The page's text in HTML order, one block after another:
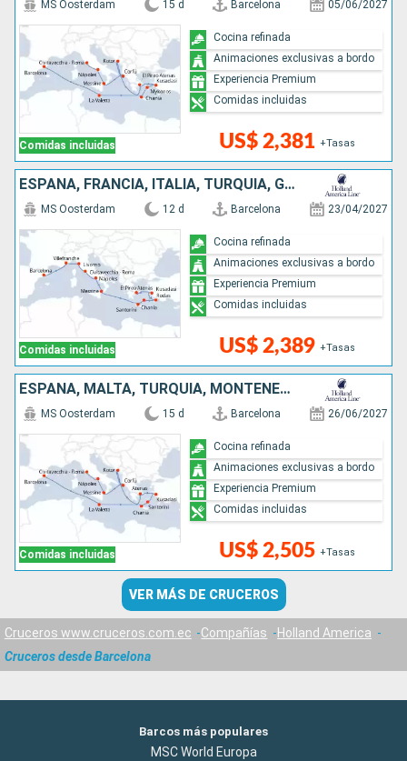
Comidas incluidas
MS Oosterdam 15 d Barcelona 05/06/2027
US$ 2,381 +Tasas
Cocina refinada
Animaciones exclusivas a bordo
Experiencia Premium
Comidas incluidas
ESPAÑA, FRANCIA, ITALIA, TURQUÍA, GRECIA
Comidas incluidas
MS Oosterdam 12 d Barcelona 23/04/2027
US$ 2,389 +Tasas
Cocina refinada
Animaciones exclusivas a bordo
Experiencia Premium
Comidas incluidas
ESPAÑA, MALTA, TURQUÍA, MONTENEGRO, GRECIA, ITALIA
Comidas incluidas
MS Oosterdam 15 d Barcelona 26/06/2027
US$ 2,505 +Tasas
Cocina refinada
Animaciones exclusivas a bordo
Experiencia Premium
Comidas incluidas
VER MÁS DE CRUCEROS
Cruceros www.cruceros.com.ec Compañías
Holland America
Cruceros desde Barcelona
Barcos más populares
MSC World Europa